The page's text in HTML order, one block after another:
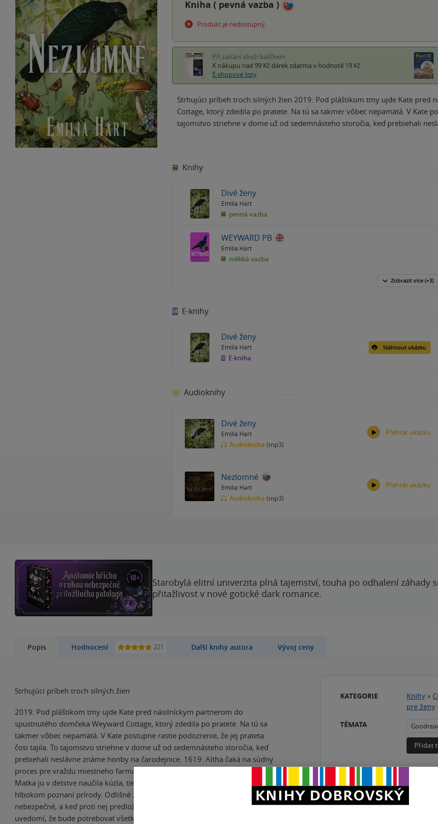
Kniha ( pevná vazba )
Produkt je nedostupný.
Při zaslání zboží balíčkem
K nákupu nad 99 Kč dárek zdarma v hodnotě 19 Kč
E-shopové listy
Strhujúci príbeh troch silných žien 2019: Pod pláštikom tmy ujde Kate pred
Cottage, ktorý zdedila po pratete. Na tú sa takmer vôbec nepamätá. V Kate
tajomstvo striehne v dome už od sedemnásteho storočia, keď prebiehali
Knihy
Divé ženy
Emilia Hart
pevná vazba
WEYWARD PB
Emilia Hart
měkká vazba
Zobrazit více (+3)
E-knihy
Divé ženy
Emilia Hart
E-kniha
Stáhnout ukázku
Audioknihy
Divé ženy
Emilia Hart
Audiokniha (mp3)
Přehrát ukázku
Nezlomné
Emilia Hart
Audiokniha (mp3)
Přehrát ukázku
Starobylá elitní univerzita plná tajemství, touha po odhalení záhady
přitažlivost v nové gotické dark romance.
Popis Hodnocení 221 Další knihy autora Vývoj ceny
Strhujúci príbeh troch silných žien
2019: Pod pláštikom tmy ujde Kate pred násilníckym partnerom do
spustnutého domčeka Weyward Cottage, ktorý zdedila po pratete. Na tú sa
takmer vôbec nepamätá. V Kate postupne rastie podozrenie, že jej prateta
čosi tajila. To tajomstvo striehne v dome už od sedemnásteho storočia, keď
prebiehali neslávne známe honby na čarodejnice. 1619: Altha čaká na súdny
proces pre vraždu miestneho farmára, ktorého na smrť ušliapalo stádo kráv.
Matka ju v detstve naučila kúzla, tie však nespočívajú v čarovaní, ale v
hlbokom poznaní prírody. Odlišné ženy sa však vždy považovali za
nebezpečné, a keď proti nej predložia dôkazy o čarodejníctve, Altha si
uvedomí, že bude potrebovať všetku svoju silu, aby sa udržala na slobode.
KATEGORIE Knihy »
pre ženy
TÉMATA
Přidat